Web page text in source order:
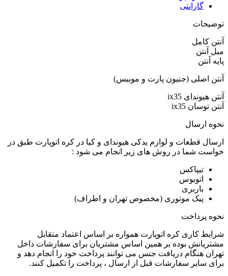
گارانتی
توضیحات
آنتن کامل
میل آنتن
پایه آنتن
آنتن اصلی (جنیون پارت و موبیس)
آنتن هیوندای ix35
آنتن توسان ix35
نحوه ارسال
ارسال قطعات و لوازم یدکی هیوندای و کیا در کره اتوپارت طبق در
خواست شما در روش های زیر انجام می شود :
تیپاکس
اتوبوس
باربری
پیک موتوری (مخصوص تهران و اطراف)
نحوه پرداخت
شرایط کاری کره اتوپارت همواره بر اساس اعتماد متقابل
مشتریانش بوده بر همین اساس مشتریان برای سفارشات داخل
تهران هنگام دریافت جنس می توانند پرداخت خود را انجام دهد و
برای سایر سفارشات قبل از ارسال ، پرداخت را تکمیل کنند.